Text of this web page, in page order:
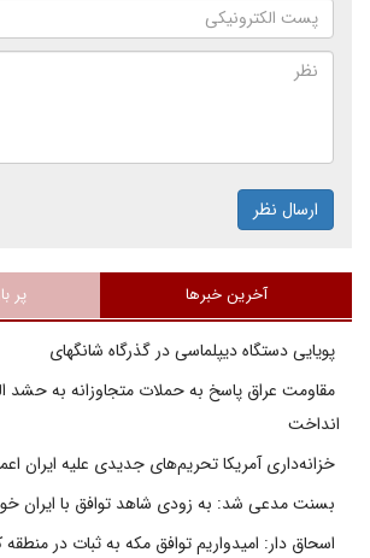
ارسال نظر
آخرین خبرها پر
پویایی دستگاه دیپلماسی در گذرگاه شانگهای
مقاومت عراق پاسخ به حملات متجاوزانه به حشد
انداخت
خزانه‌داری آمریکا تحریم‌های جدیدی علیه ایران
بسنت مدعی شد: به زودی شاهد توافق با ایران
اسحاق دار: امیدواریم توافق مکه به ثبات در